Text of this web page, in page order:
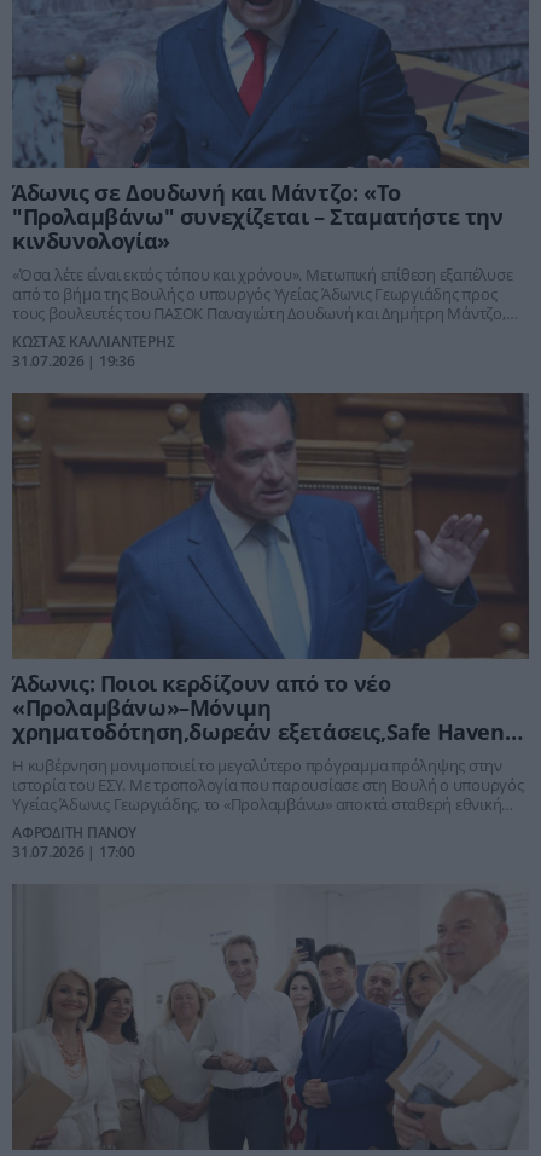
Άδωνις σε Δουδωνή και Μάντζο: «Το
"Προλαμβάνω" συνεχίζεται – Σταματήστε την
κινδυνολογία»
«Όσα λέτε είναι εκτός τόπου και χρόνου». Μετωπική επίθεση εξαπέλυσε
από το βήμα της Βουλής ο υπουργός Υγείας Άδωνις Γεωργιάδης προς
τους βουλευτές του ΠΑΣΟΚ Παναγιώτη Δουδωνή και Δημήτρη Μάντζο,
απορρίπτοντας τις αιτιάσεις περί διακοπής των προγραμμάτων
πρόληψης και παρουσιάζοντας τη νέα κυβερνητική στρατηγική που
μονιμοποιεί το «Προλαμβάνω» με εθνική χρηματοδότηση. Ο υπουργός
υπερασπίστηκε τις επιλογές της κυβέρνησης, ανακοίνωσε λύση για το
πρόγραμμα της παχυσαρκίας και προανήγγειλε τη δημιουργία των
πρώτων δομών Safe Haven για ευάλωτους πολίτες.
ΚΩΣΤΑΣ ΚΑΛΛΙΑΝΤΕΡΗΣ
31.07.2026 | 19:36
Άδωνις: Ποιοι κερδίζουν από το νέο
«Προλαμβάνω»–Μόνιμη
χρηματοδότηση,δωρεάν εξετάσεις,Safe Haven
για ευάλωτους
Η κυβέρνηση μονιμοποιεί το μεγαλύτερο πρόγραμμα πρόληψης στην
ιστορία του ΕΣΥ. Με τροπολογία που παρουσίασε στη Βουλή ο υπουργός
Υγείας Άδωνις Γεωργιάδης, το «Προλαμβάνω» αποκτά σταθερή εθνική
χρηματοδότηση μετά το τέλος του Ταμείου Ανάκαμψης, ενώ
δημιουργούνται για πρώτη φορά δομές «Safe Haven» για αστέγους,
εξαρτημένους και ευάλωτους πολίτες.
ΑΦΡΟΔΙΤΗ ΠΑΝΟΥ
31.07.2026 | 17:00